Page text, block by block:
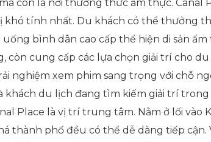
còn là nơi thưởng thức ẩm thực. Canal
tính nhất. Du khách có thể thưởng
bình dân cao cấp thể hiện di sản
còn cung cấp các lựa chọn giải trí cho
nghiệm xem phim sang trọng với chỗ
khách du lịch đang tìm kiếm giải trí
Place là vị trí trung tâm. Nằm ở lối vào
thành phố đều có thể dễ dàng tiếp cận.